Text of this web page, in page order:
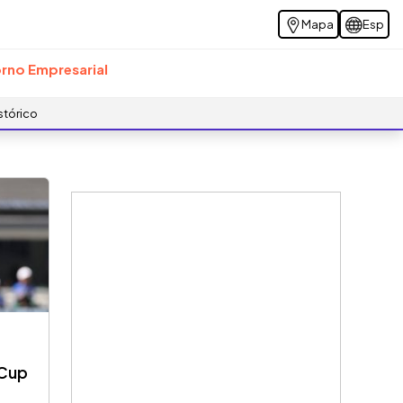
Mapa Esp
Empresarial